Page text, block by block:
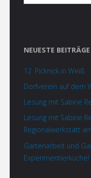
NEUESTE BEITRÄGE
12. Picknick in Weiß
Dorfverein auf dem
Lesung mit Sabine
Lesung mit Sabine
Regionalwerkstatt
Gartenarbeit und
Experimentierküche!